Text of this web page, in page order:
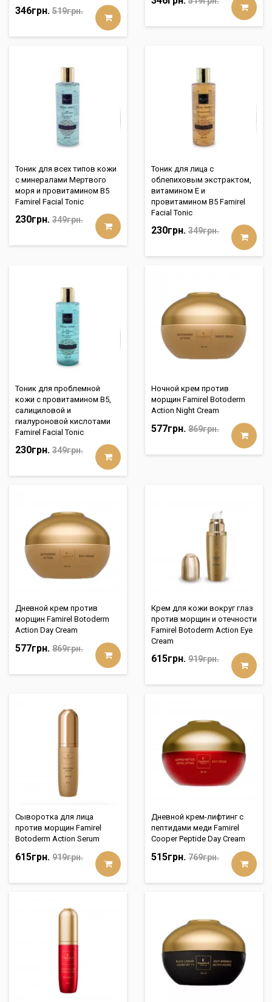
346грн. 519грн.
Тоник для всех типов кожи
с минералами Мертвого
моря и провитамином B5
Famirel Facial Tonic
230грн. 349грн.
Тоник для лица с
облепиховым экстрактом,
витамином Е и
провитамином B5 Famirel
Facial Tonic
230грн. 349грн.
Тоник для проблемной
кожи с провитамином B5,
салициловой и
гиалуроновой кислотами
Famirel Facial Tonic
230грн. 349грн.
Ночной крем против
морщин Famirel Botoderm
Action Night Cream
577грн. 869грн.
Дневной крем против
морщин Famirel Botoderm
Action Day Cream
577грн. 869грн.
Крем для кожи вокруг глаз
против морщин и отечности
Famirel Botoderm Action Eye
Cream
615грн. 919грн.
Сыворотка для лица
против морщин Famirel
Botoderm Action Serum
615грн. 919грн.
Дневной крем-лифтинг с
пептидами меди Famirel
Cooper Peptide Day Cream
515грн. 769грн.